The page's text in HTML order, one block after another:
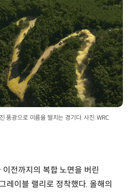
풍광으로 이름을 떨치는 경기다. 사진: WRC
전까지의 복합 노면을 버린
레이블 랠리로 정착했다. 올해의